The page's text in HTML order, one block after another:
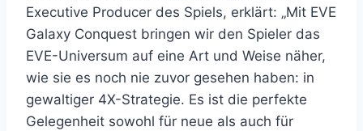
Executive Producer des Spiels, erklärt: „Mit EVE
Galaxy Conquest bringen wir den Spieler das
EVE-Universum auf eine Art und Weise näher,
wie sie es noch nie zuvor gesehen haben: in
gewaltiger 4X-Strategie. Es ist die perfekte
Gelegenheit sowohl für neue als auch für